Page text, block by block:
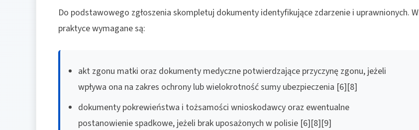
Do podstawowego zgłoszenia skompletuj dokumenty identyfikujące zdarzenie i uprawnionych. W
praktyce wymagane są:
akt zgonu matki oraz dokumenty medyczne potwierdzające przyczynę zgonu, jeżeli
wpływa ona na zakres ochrony lub wielokrotność sumy ubezpieczenia [6][8]
dokumenty pokrewieństwa i tożsamości wnioskodawcy oraz ewentualne
postanowienie spadkowe, jeżeli brak uposażonych w polisie [6][8][9]